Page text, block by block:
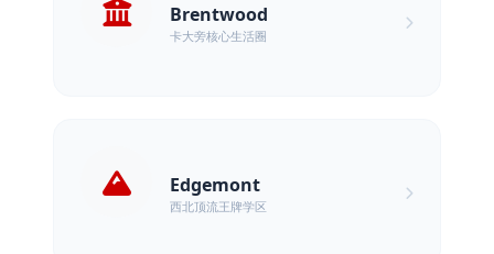
Brentwood
卡大旁核心生活圈
Edgemont
西北顶流王牌学区